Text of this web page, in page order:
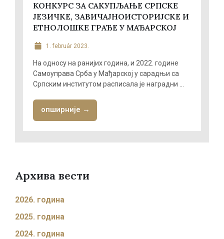
КОНКУРС ЗА САКУПЉАЊЕ СРПСКЕ
ЈЕЗИЧКЕ, ЗАВИЧАЈНОИСТОPИЈСКЕ И
ЕТНОЛОШКЕ ГРАЂЕ У МАЂАРСКОЈ
1. február 2023.
На односу на ранијих година, и 2022. године
Самоуправа Срба у Мађарској у сарадњи са
Српским институтом расписала је наградни ...
опширније →
Архива вести
2026. година
2025. година
2024. година